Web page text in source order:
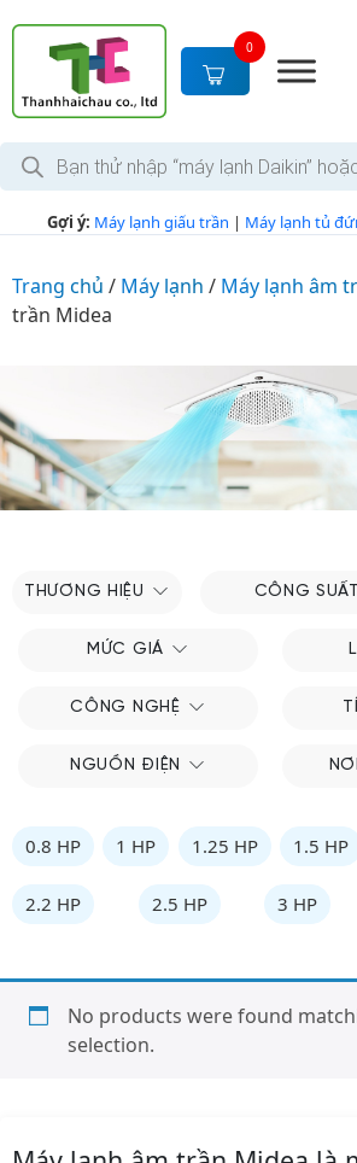
c
0
T
m
i
m
Gợi ý: Máy lạnh giấu trần | Máy lạnh tủ
Trang chủ / Máy lạnh / Máy lạnh âm
trần Midea
THƯƠNG HIỆU CÔNG SUẤT
MỨC GIÁ
CÔNG NGHỆ
NGUỒN ĐIỆN
0.8 HP 1 HP 1.25 HP 1.5 HP
2.2 HP 2.5 HP 3 HP
No products were found
selection.